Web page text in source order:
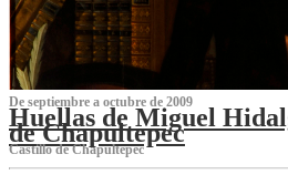
De septiembre a octubre de 2009
Huellas de Miguel
de Chapultepec
Castillo de Chapultepec